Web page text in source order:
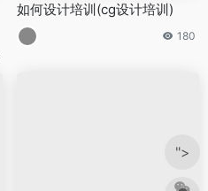
如何设计培训(cg设计培训)
180
">